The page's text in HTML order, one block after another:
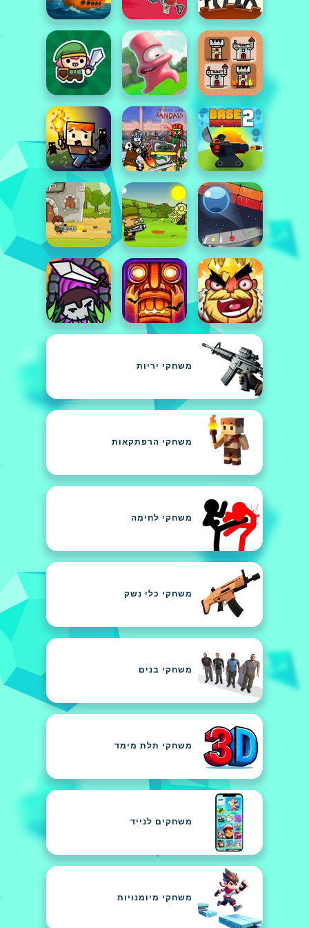
משחקי יריות
משחקי הרפתקאות
משחקי לחימה
משחקי כלי נשק
משחקי בנים
משחקי תלת מימד
משחקים לנייד
משחקי מיומנויות